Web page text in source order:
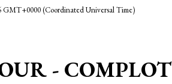
GMT+0000 (Coordinated Universal Time)
- COMPLOT